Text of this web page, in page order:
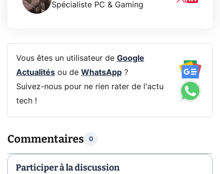
Spécialiste PC & Gaming
Vous êtes un utilisateur de Google
Actualitésou de WhatsApp?
Suivez-nous pour ne rien rater de l'actu
tech !
Commentaires 0
Participer à la discussion